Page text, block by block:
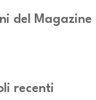
del Magazine
recenti